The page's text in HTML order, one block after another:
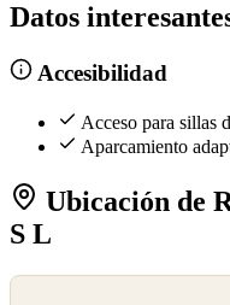
Datos
Accesibilidad
Acceso para sillas
Aparcamiento
Ubicación de
S L